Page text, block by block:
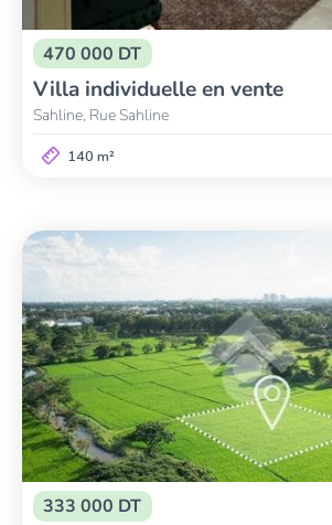
470 000 DT
Villa individuelle en vente
Sahline, Rue Sahline
140 m²
333 000 DT